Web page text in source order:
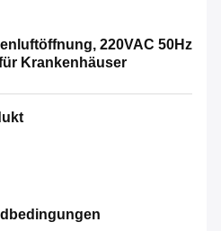
220VAC 50Hz
Krankenhäuser